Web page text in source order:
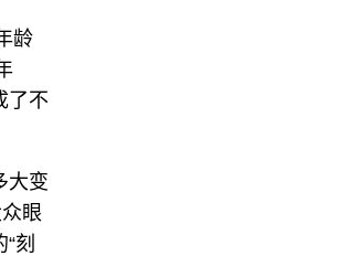
龄
了不
大变
眼
刻